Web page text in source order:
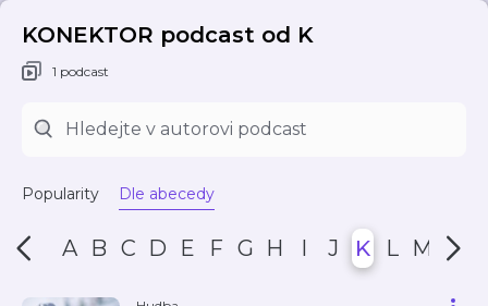
KONEKTOR podcast od K
1 podcast
Popularity Dle abecedy
A B C D E F G H I J K L M N